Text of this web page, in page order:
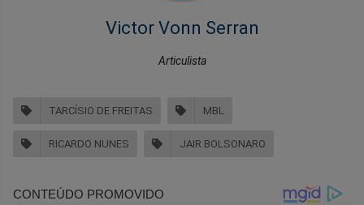
Victor Vonn Serran
Articulista
TARCÍSIO DE FREITAS MBL
RICARDO NUNES JAIR BOLSONARO